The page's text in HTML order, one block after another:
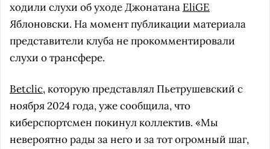
ходили слухи об уходе Джонатана EliGE
Яблоновски. На момент публикации материала
представители клуба не прокомментировали
слухи о трансфере.
Betclic, которую представлял Пьетрушевский с
ноября 2024 года, уже сообщила, что
киберспортсмен покинул коллектив. «Мы
невероятно рады за него и за тот огромный шаг,